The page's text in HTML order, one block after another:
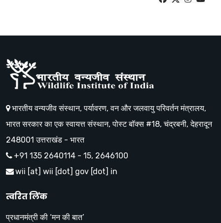
भारतीय वन्यजीव संस्थान, पर्यावरण, वन और जलवायु परिवर्तन मंत्रालय,
भारत सरकार का एक स्वायत्त संस्थान, पोस्ट बॉक्स #18, चंद्रबनी, देहरादून
248001 उत्तराखंड - भारत
+91 135 2640114 - 15, 2646100
wii [at] wii [dot] gov [dot] in
त्वरित लिंक
प्रधानमंत्री की ‘मन की बात’